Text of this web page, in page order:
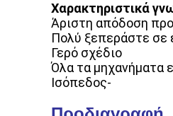
Χαρακτηριστικά
Άριστη απόδοση
Πολύ ξεπεράστε σε
Γερό σχέδιο
Όλα τα μηχανήματα
Ισόπεδος-